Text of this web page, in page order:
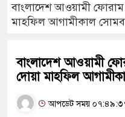
বাংলাদেশ আওয়ামী
মাহফিল আগামীকাল
বাংলাদেশ আওয়ামী
দোয়া মাহফিল
আপডেট সময় ০৭:৪৯:৩৭